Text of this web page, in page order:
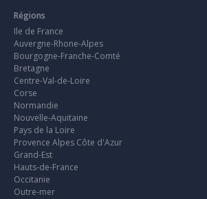
Régions
Ile de France
Auvergne-Rhone-Alpes
Bourgogne-Franche-Comté
Bretagne
Centre-Val-de-Loire
Corse
Normandie
Nouvelle-Aquitaine
Pays de la Loire
Provence Alpes Côte d'Azur
Grand-Est
Hauts-de-France
Occitanie
Outre-mer